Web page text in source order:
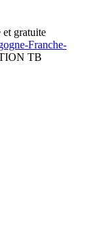
gratuite
Franche-
TB